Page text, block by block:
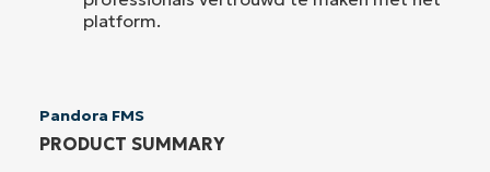
platform.
Pandora FMS
PRODUCT SUMMARY